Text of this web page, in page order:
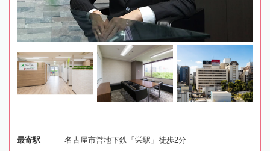
最寄駅 名古屋市営地下鉄「栄駅」徒歩2分